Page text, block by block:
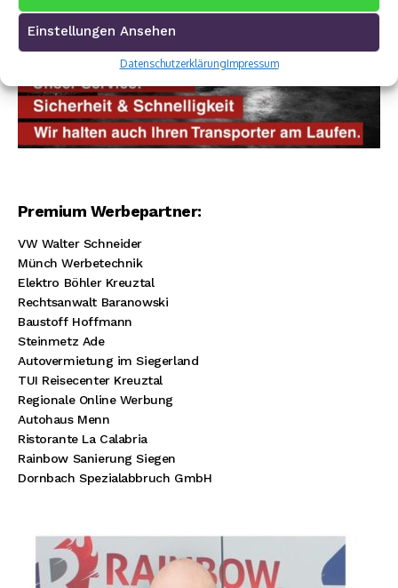
Einstellungen Ansehen
DatenschutzerklärungImpressum
Premium Werbepartner:
VW Walter Schneider
Münch Werbetechnik
Elektro Böhler Kreuztal
Rechtsanwalt Baranowski
Baustoff Hoffmann
Steinmetz Ade
Autovermietung im Siegerland
TUI Reisecenter Kreuztal
Regionale Online Werbung
Autohaus Menn
Ristorante La Calabria
Rainbow Sanierung Siegen
Dornbach Spezialabbruch GmbH